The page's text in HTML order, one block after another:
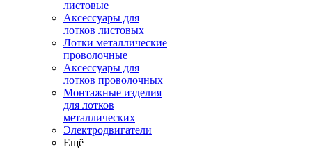
листовые
Аксессуары для
лотков листовых
Лотки металлические
проволочные
Аксессуары для
лотков проволочных
Монтажные изделия
для лотков
металлических
Электродвигатели
Ещё